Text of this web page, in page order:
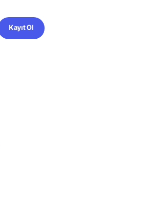
Kayıt Ol